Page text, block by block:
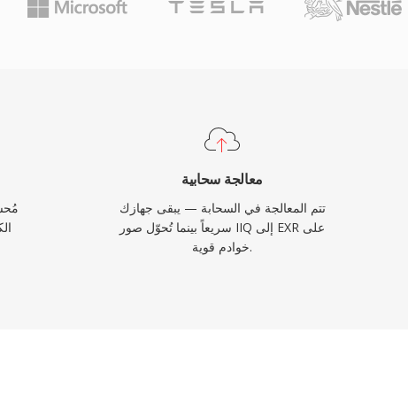
معالجة سحابية
تتم المعالجة في السحابة — يبقى جهازك
سريعاً بينما تُحوّل صور IIQ إلى EXR على
خوادم قوية.